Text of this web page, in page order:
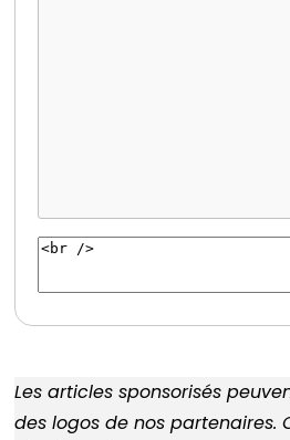
Les articles sponsorisés
des logos de nos partenaires.